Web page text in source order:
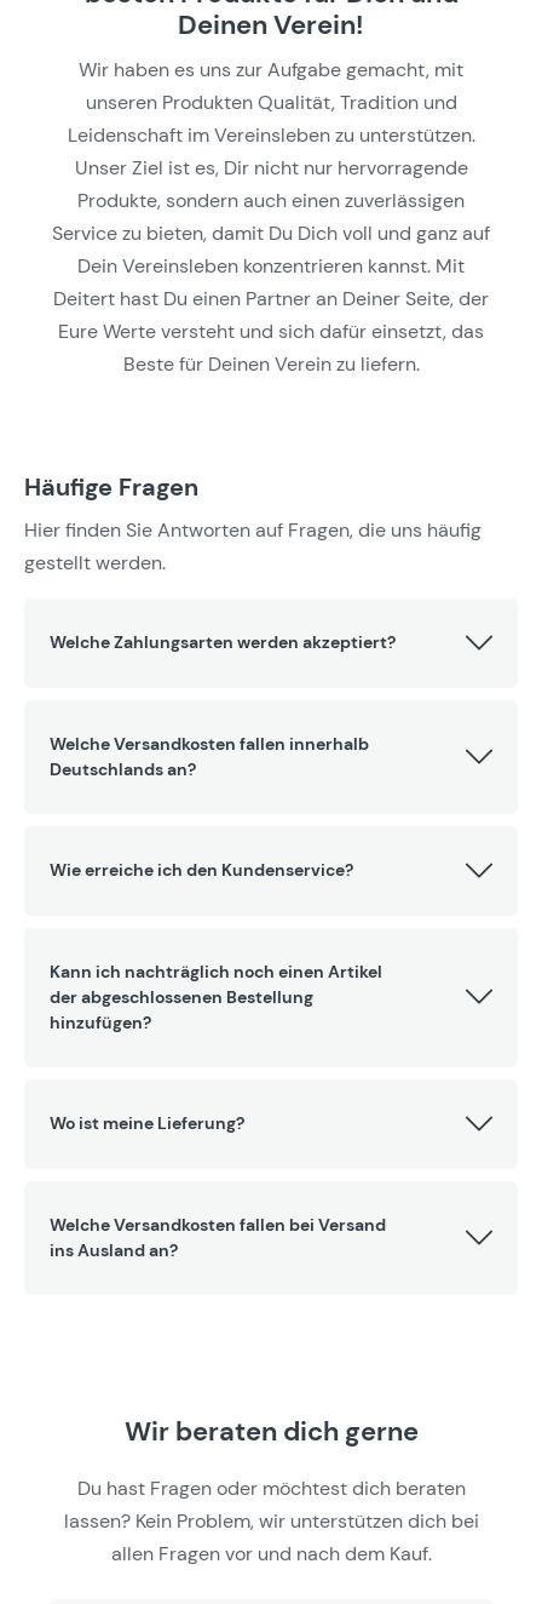
Deinen Verein!
Wir haben es uns zur Aufgabe gemacht, mit
unseren Produkten Qualität, Tradition und
Leidenschaft im Vereinsleben zu unterstützen.
Unser Ziel ist es, Dir nicht nur hervorragende
Produkte, sondern auch einen zuverlässigen
Service zu bieten, damit Du Dich voll und ganz auf
Dein Vereinsleben konzentrieren kannst. Mit
Deitert hast Du einen Partner an Deiner Seite, der
Eure Werte versteht und sich dafür einsetzt, das
Beste für Deinen Verein zu liefern.
Häufige Fragen
Hier finden Sie Antworten auf Fragen, die uns häufig
gestellt werden.
Welche Zahlungsarten werden akzeptiert?
Welche Versandkosten fallen innerhalb
Deutschlands an?
Wie erreiche ich den Kundenservice?
Kann ich nachträglich noch einen Artikel
der abgeschlossenen Bestellung
hinzufügen?
Wo ist meine Lieferung?
Welche Versandkosten fallen bei Versand
ins Ausland an?
Wir beraten dich gerne
Du hast Fragen oder möchtest dich beraten
lassen? Kein Problem, wir unterstützen dich bei
allen Fragen vor und nach dem Kauf.